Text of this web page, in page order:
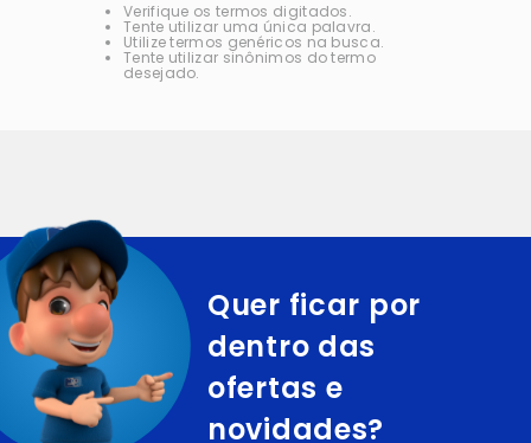
Verifique os termos digitados.
Tente utilizar uma única palavra.
Utilize termos genéricos na busca.
Tente utilizar sinônimos do termo
desejado.
Quer ficar por
dentro das
ofertas e
novidades?